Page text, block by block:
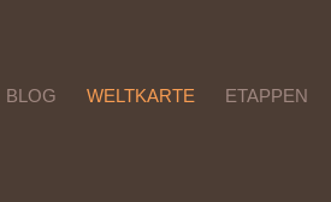
BLOG WELTKARTE ETAPPEN